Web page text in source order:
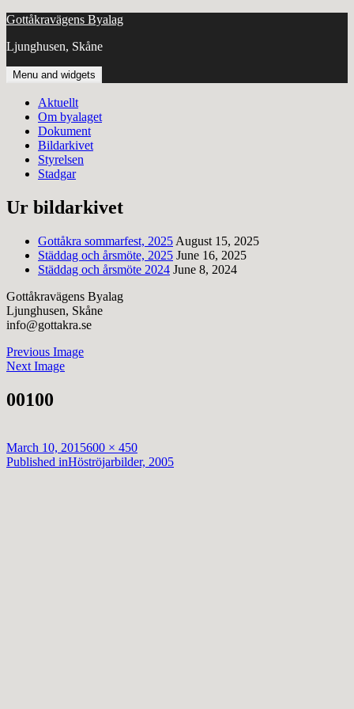
Skip
content
Gottåkravägens Byalag
Ljunghusen, Skåne
Menu and widgets
Aktuellt
Om byalaget
Dokument
Bildarkivet
Styrelsen
Stadgar
Ur bildarkivet
Gottåkra sommarfest, 2025 August 15, 2025
Städdag och årsmöte, 2025 June 16, 2025
Städdag och årsmöte 2024 June 8, 2024
Gottåkravägens Byalag
Ljunghusen, Skåne
info@gottakra.se
Previous Image
Next Image
00100
Posted
on
March 10, 2015Full
size
600 × 450
Post
Published inHöströjarbilder, 2005